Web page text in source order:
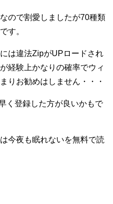
ので割愛しましたが70種類
す。
は違法ZipがUPロードされ
経験上かなりの確率でウィ
りお勧めはしません・・・
く登録した方が良いかもで
今夜も眠れないを無料で読